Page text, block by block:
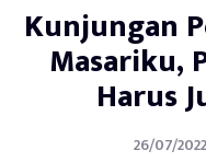
Kunjungan
Masariku,
Harus
26/07/